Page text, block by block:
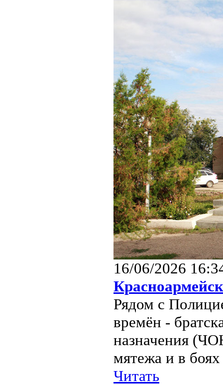
16/06/2026
Рядом с
времён -
назначения
мятежа и в
Читать